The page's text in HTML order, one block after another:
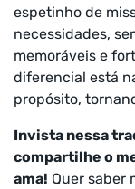
espetinho de
necessidades,
memoráveis e
diferencial está
propósito,
Invista nessa
compartilhe o
ama! Quer saber